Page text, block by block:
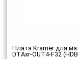
Плата Kramer для
DTAxr-OUT4-F32